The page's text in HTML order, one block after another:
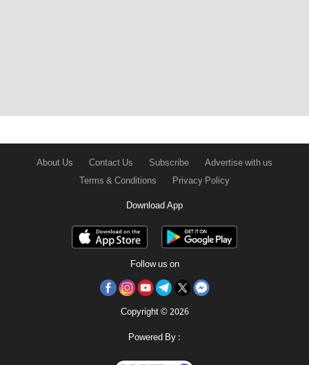
About Us Contact Us Subscribe
Advertise with us
Terms & Conditions
Privacy Policy
Download App
Follow us on
Copyright © 2026
Powered By :